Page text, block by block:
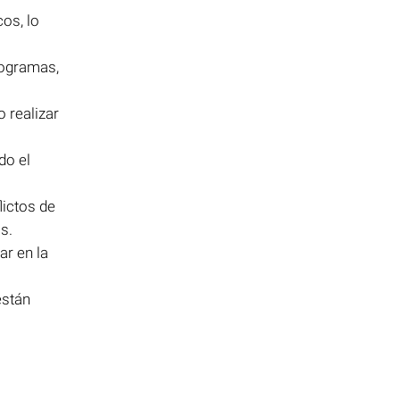
lo
realizar
el
de
en la